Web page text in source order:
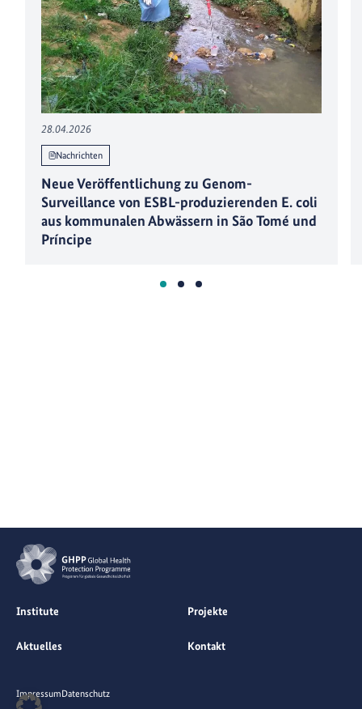
28.04.2026
Nachrichten
Neue Veröffentlichung zu Genom-
Surveillance von ESBL-produzierenden E. coli
aus kommunalen Abwässern in São Tomé und
Príncipe
Institute Projekte
Aktuelles Kontakt
ImpressumDatenschutz